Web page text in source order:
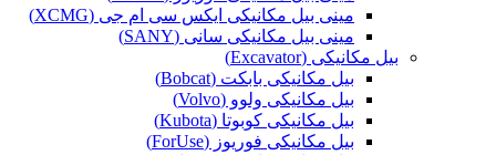
مینی بیل مکانیکی ایکس سی ام جی (XCMG)
مینی بیل مکانیکی سانی (SANY)
بیل مکانیکی (Excavator)
بیل مکانیکی بابکت (Bobcat)
بیل مکانیکی ولوو (Volvo)
بیل مکانیکی کوبوتا (Kubota)
بیل مکانیکی فوریوز (ForUse)